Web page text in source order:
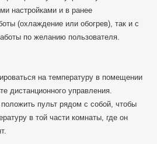
настройками и в ранее
(охлаждение или обогрев), так и с
по желанию пользователя.
на температуру в помещении
дистанционного управления.
пульт рядом с собой, чтобы
в той части комнаты, где он